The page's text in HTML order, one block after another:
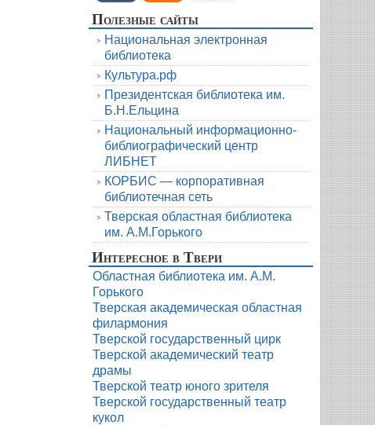
Полезные сайты
Национальная электронная
библиотека
Культура.рф
Президентская библиотека им.
Б.Н.Ельцина
Национальный информационно-
библиографический центр
ЛИБНЕТ
КОРБИС — корпоративная
библиотечная сеть
Тверская областная библиотека
им. А.М.Горького
Интересное в Твери
Областная библиотека им. А.М.
Горького
Тверская академическая областная
филармония
Тверской государственный цирк
Тверской академический театр
драмы
Тверской театр юного зрителя
Тверской государственный театр
кукол